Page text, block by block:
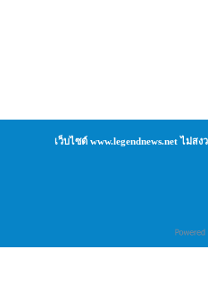
เว็บไซต์ www.legendnews.net ไม่